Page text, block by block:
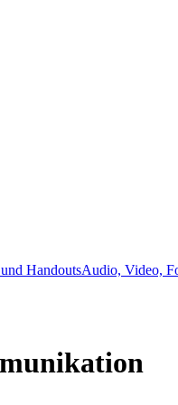
HandoutsAudio, Video,